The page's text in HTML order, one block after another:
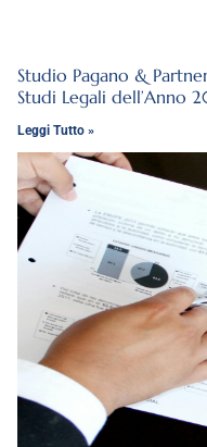
Studio Pagano &
Studi Legali dell’Anno
Leggi Tutto »